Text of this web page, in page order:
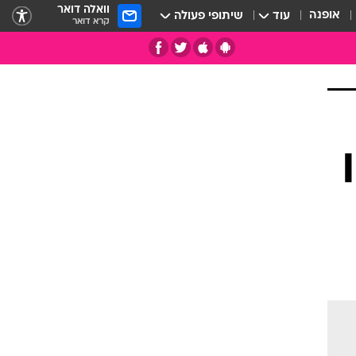
אופנה עוד שיתופי פעולה וואלה דואר
קרא דואר